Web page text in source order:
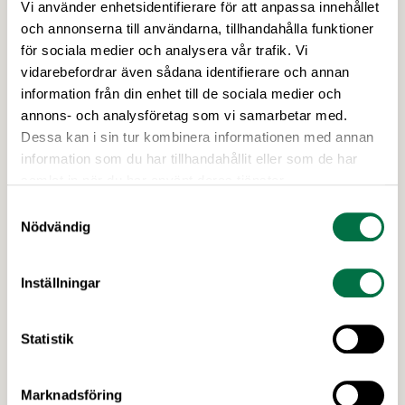
Vi använder enhetsidentifierare för att anpassa innehållet
och annonserna till användarna, tillhandahålla funktioner
för sociala medier och analysera vår trafik. Vi
vidarebefordrar även sådana identifierare och annan
information från din enhet till de sociala medier och
annons- och analysföretag som vi samarbetar med.
Dessa kan i sin tur kombinera informationen med annan
information som du har tillhandahållit eller som de har
Nödvändig
Inställningar
Statistik
Marknadsföring
Livsmedelsföretagen välkomnar
undantag från det höjda lönekravet –
Livsmedelsföretagen
Den 22 maj 2026 meddelade regeringen vilka
yrkesgrupper som undantas från det nya
lönegolvet vid arbetskraftsinvandring.
omfattas av ett lägre lönekrav. Samtidigt fastställs
säsongsanställning.